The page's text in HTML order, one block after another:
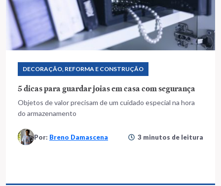
DECORAÇÃO, REFORMA E CONSTRUÇÃO
5 dicas para guardar joias em casa com segurança
Objetos de valor precisam de um cuidado especial na hora
do armazenamento
Por: Breno Damascena 3 minutos de leitura